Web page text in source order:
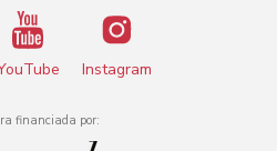
Instagram
financiada por: